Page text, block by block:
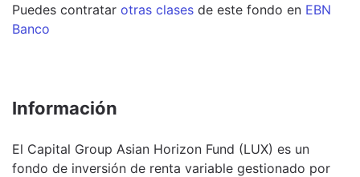
Puedes contratar otras clases de este fondo en EBN
Banco
Información
El Capital Group Asian Horizon Fund (LUX) es un
fondo de inversión de renta variable gestionado por